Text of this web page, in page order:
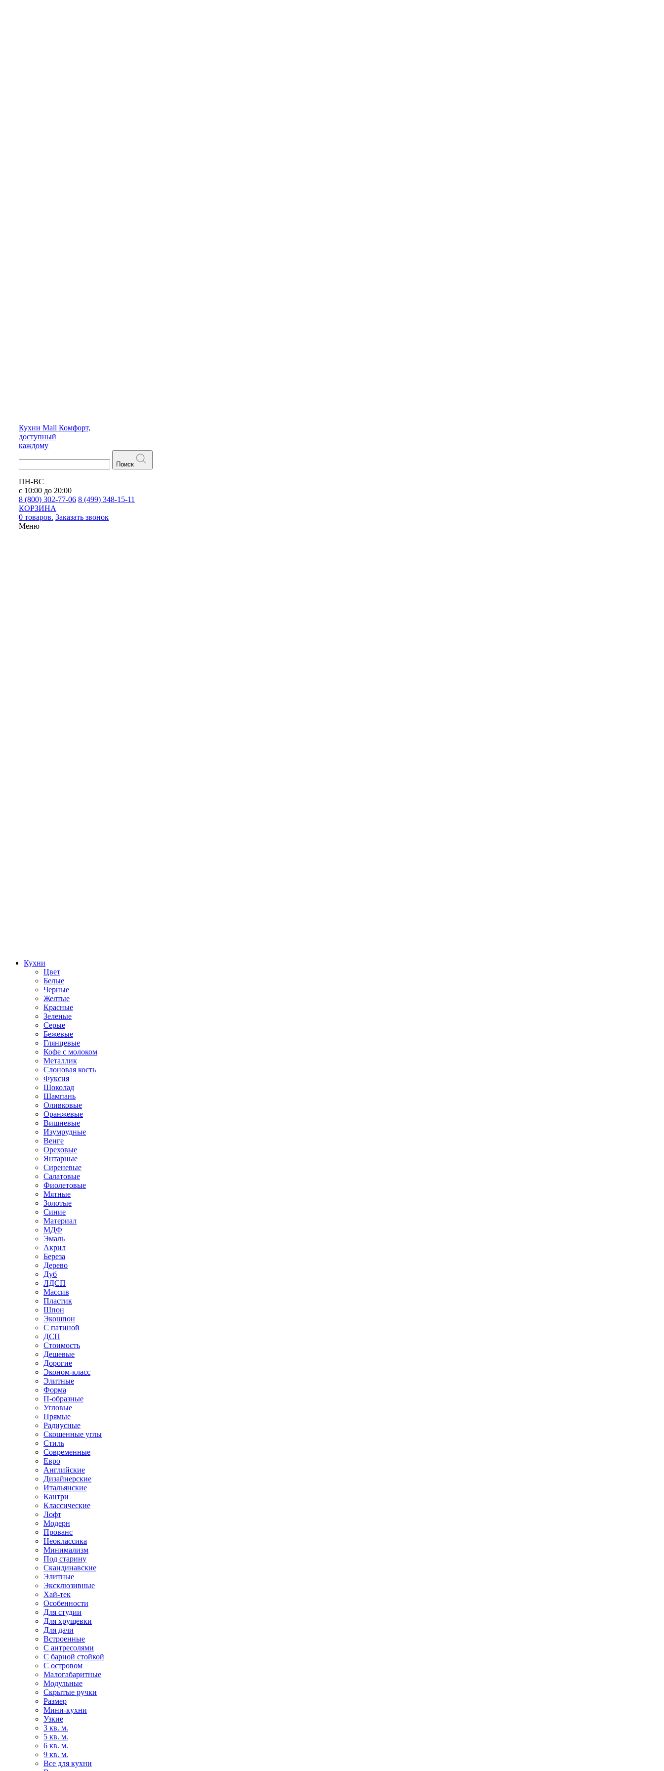
Кухни Mall Комфорт,
доступный
каждому
Поиск
ПН-ВС
с 10:00 до 20:00
8 (800) 302-77-06 8 (499) 348-15-11
КОРЗИНА
0 товаров. Заказать звонок
Меню
Кухни
Цвет
Белые
Черные
Желтые
Красные
Зеленые
Серые
Бежевые
Глянцевые
Кофе с молоком
Металлик
Слоновая кость
Фуксия
Шоколад
Шампань
Оливковые
Оранжевые
Вишневые
Изумрудные
Венге
Ореховые
Янтарные
Сиреневые
Салатовые
Фиолетовые
Мятные
Золотые
Синие
Материал
МДФ
Эмаль
Акрил
Береза
Дерево
Дуб
ЛДСП
Массив
Пластик
Шпон
Экошпон
С патиной
ДСП
Стоимость
Дешевые
Дорогие
Эконом-класс
Элитные
Форма
П-образные
Угловые
Прямые
Радиусные
Скошенные углы
Стиль
Современные
Евро
Английские
Дизайнерские
Итальянские
Кантри
Классические
Лофт
Модерн
Прованс
Неоклассика
Минимализм
Под старину
Скандинавские
Элитные
Эксклюзивные
Хай-тек
Особенности
Для студии
Для хрущевки
Для дачи
Встроенные
С антресолями
С барной стойкой
С островом
Малогабаритные
Модульные
Скрытые ручки
Размер
Мини-кухни
Узкие
3 кв. м.
5 кв. м.
6 кв. м.
9 кв. м.
Все для кухни